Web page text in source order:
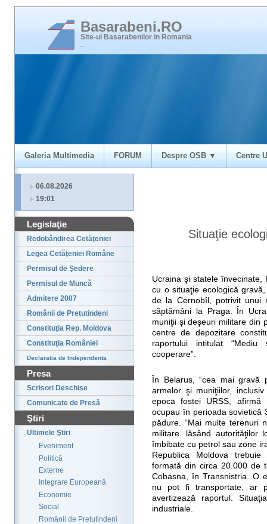
Basarabeni.RO
Site-ul Basarabenilor in Romania
Galeria Multimedia FORUM Despre OSB ▼ Centre
06.08.2026
19:01
Legislaţie
Redobândirea Cetăţeniei
Legea Cetăţeniei Române
Permisul de Şedere
Permisul de Muncă
Admitere 2007
Românii de Pretutindeni
Constituţia Rep. Moldova
Constituţia României
Declaratia de Independenta
Presa
Scrisori Deschise
Comunicate de Presă
Ştiri
Ultimele Ştiri
Eveniment
Politică
Externe
Integrare Europeană
Economie
Social
Românii de Pretutindeni
Situaţie
Ucraina şi statele învecinate,
cu o situaţie ecologică
de la Cernobîl, potrivit unui
săptămâni la Praga. În
muniţii şi deşeuri militare din
centre de depozitare
raportului intitulat
cooperare”.
În Belarus, “cea mai gravă
armelor şi muniţiilor,
epoca fostei URSS,
ocupau în perioada sovietică
pădure. “Mai multe terenuri
militare. lăsând autorităţilor
îmbibate cu petrol sau zone
Republica Moldova
formată din circa 20.000 de
Cobasna, în Transnistria. O
nu pot fi transportate, ar
avertizează raportul.
industriale.